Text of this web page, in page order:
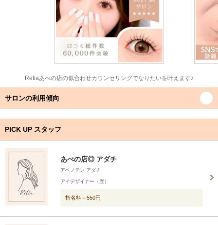
Retiaあべの店の似合わせカウンセリングでなりたいを叶えます♪
サロンの利用傾向
PICK UP スタッフ
あべの店◎ アダチ
アベノテン アダチ
アイデザイナー （歴）
指名料＋550円